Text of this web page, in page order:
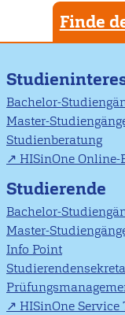
Finde
Bachelor-
Master-
Studienberatung
HISinOne
Studierende
Bachelor-
Master-
Info Point
HISinOne Service